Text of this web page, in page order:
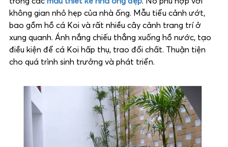
không gian nhỏ hẹp của nhà ống. Mẫu tiểu cảnh ướt,
bao gồm hồ cá Koi và rất nhiều cây cảnh trang trí ở
xung quanh. Ánh nắng chiếu thẳng xuống hồ nước, tạo
điều kiện để cá Koi hấp thụ, trao đổi chất. Thuận tiện
cho quá trình sinh trưởng và phát triển.